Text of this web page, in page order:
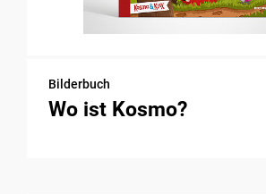
Bilderbuch
Wo ist Kosmo?